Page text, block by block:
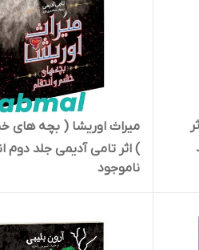
میراث اوریشا ( بچه های
) اثر تامی آدیمی جلد دوم
آناناس
ناموجود